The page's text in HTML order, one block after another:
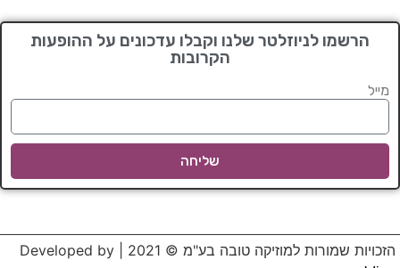
הרשמו לניוזלטר שלנו וקבלו עדכונים על ההופעות
הקרובות
מייל
שליחה
הזכויות שמורות למוזיקה טובה בע"מ © 2021 | Developed by